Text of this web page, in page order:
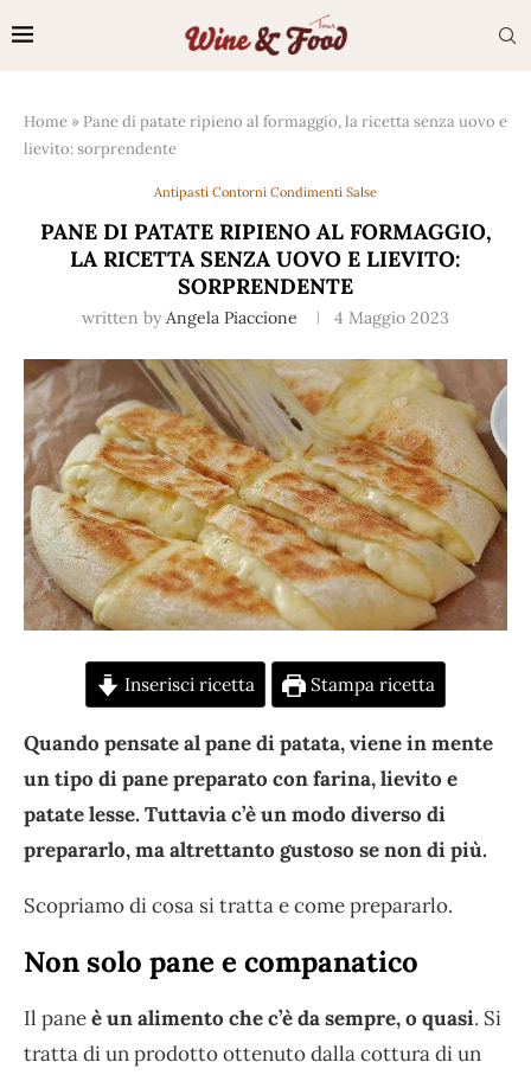
Home » Pane di patate ripieno al formaggio, la ricetta senza uovo e
lievito: sorprendente
Antipasti Contorni Condimenti Salse
PANE DI PATATE RIPIENO AL FORMAGGIO,
LA RICETTA SENZA UOVO E LIEVITO:
SORPRENDENTE
written by Angela Piaccione 4 Maggio 2023
Inserisci ricetta Stampa ricetta
Quando pensate al pane di patata, viene in mente
un tipo di pane preparato con farina, lievito e
patate lesse. Tuttavia c’è un modo diverso di
prepararlo, ma altrettanto gustoso se non di più.
Scopriamo di cosa si tratta e come prepararlo.
Non solo pane e companatico
Il paneè un alimento che c’è da sempre, o quasi. Si
tratta di un prodotto ottenuto dalla cottura di un